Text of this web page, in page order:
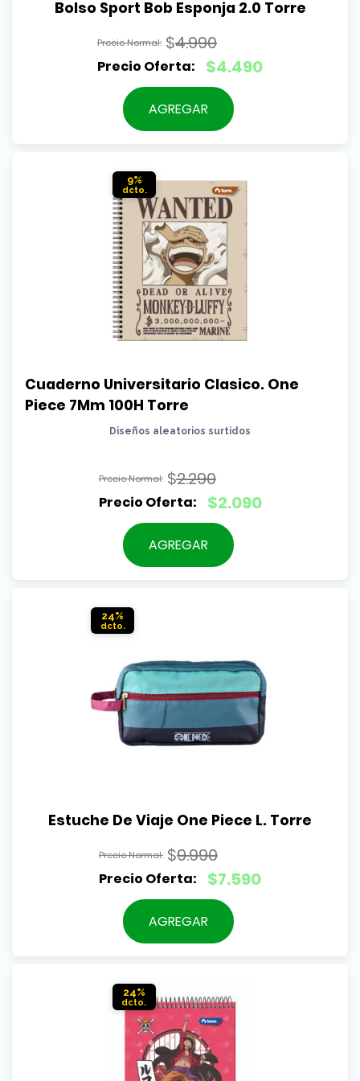
Bolso Sport Bob Esponja 2.0 Torre
$4.990
El
precio
original
$4.490
El
precio
actual
AGREGAR
9%
Cuaderno Universitario Clasico. One
Piece 7Mm 100H Torre
Diseños aleatorios surtidos
$2.290
El
precio
original
$2.090
El
precio
actual
AGREGAR
24%
Estuche De Viaje One Piece L. Torre
$9.990
El
precio
original
$7.590
El
precio
actual
AGREGAR
24%